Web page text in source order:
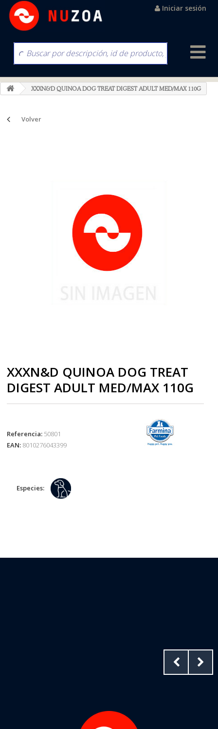
Iniciar sesión
XXXN&D QUINOA DOG TREAT DIGEST ADULT MED/MAX 110G
Volver
XXXN&D QUINOA DOG TREAT
DIGEST ADULT MED/MAX 110G
Referencia: 50801
EAN: 8010276043399
Especies: